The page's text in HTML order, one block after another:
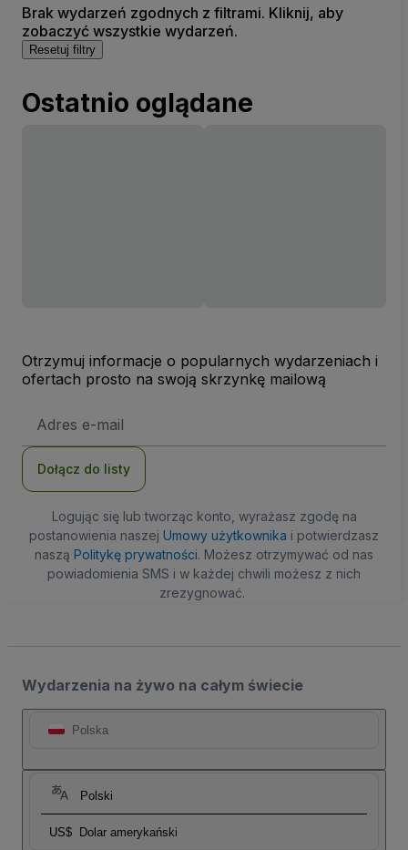
Brak wydarzeń zgodnych z filtrami. Kliknij, aby
zobaczyć wszystkie wydarzeń.
Resetuj filtry
Ostatnio oglądane
Otrzymuj informacje o popularnych wydarzeniach i
ofertach prosto na swoją skrzynkę mailową
e-
Dołącz do listy
Logując się lub tworząc konto, wyrażasz zgodę na
postanowienia naszej Umowy użytkownika i potwierdzasz
naszą Politykę prywatności. Możesz otrzymywać od nas
powiadomienia SMS i w każdej chwili możesz z nich
zrezygnować.
Wydarzenia na żywo na całym świecie
Polska
Polski
US$ Dolar amerykański